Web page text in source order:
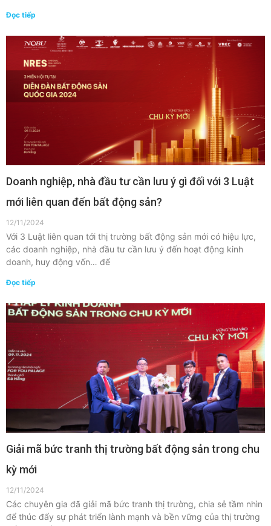
Đọc tiếp
Doanh nghiệp, nhà đầu tư cần lưu ý gì đối với 3 Luật
mới liên quan đến bất động sản?
12/11/2024
Với 3 Luật liên quan tới thị trường bất động sản mới có hiệu lực,
các doanh nghiệp, nhà đầu tư cần lưu ý đến hoạt động kinh
doanh, huy động vốn… để
Đọc tiếp
Giải mã bức tranh thị trường bất động sản trong chu
kỳ mới
12/11/2024
Các chuyên gia đã giải mã bức tranh thị trường, chia sẻ tầm nhìn
để thúc đẩy sự phát triển lành mạnh và bền vững của thị trường